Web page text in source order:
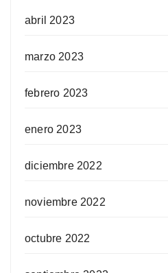
abril 2023
marzo 2023
febrero 2023
enero 2023
diciembre 2022
noviembre 2022
octubre 2022